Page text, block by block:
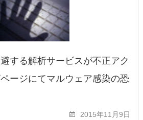
する解析サービスが不正アク
ージにてマルウェア感染の恐
2015年11月9日